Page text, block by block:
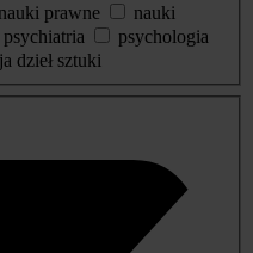
nauki prawne
nauki
psychiatria
psychologia
dzieł sztuki